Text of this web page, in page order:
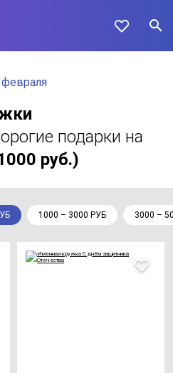
подарки на
руб.)
1000 – 3000 РУБ 3000 –